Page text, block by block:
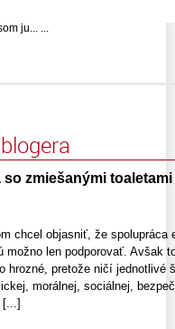
ju... ...
zmiešanými
chcel objasniť, že spolupráca
možno len podporovať. Avšak
hrozné, pretože ničí
morálnej, sociálnej,
[...]